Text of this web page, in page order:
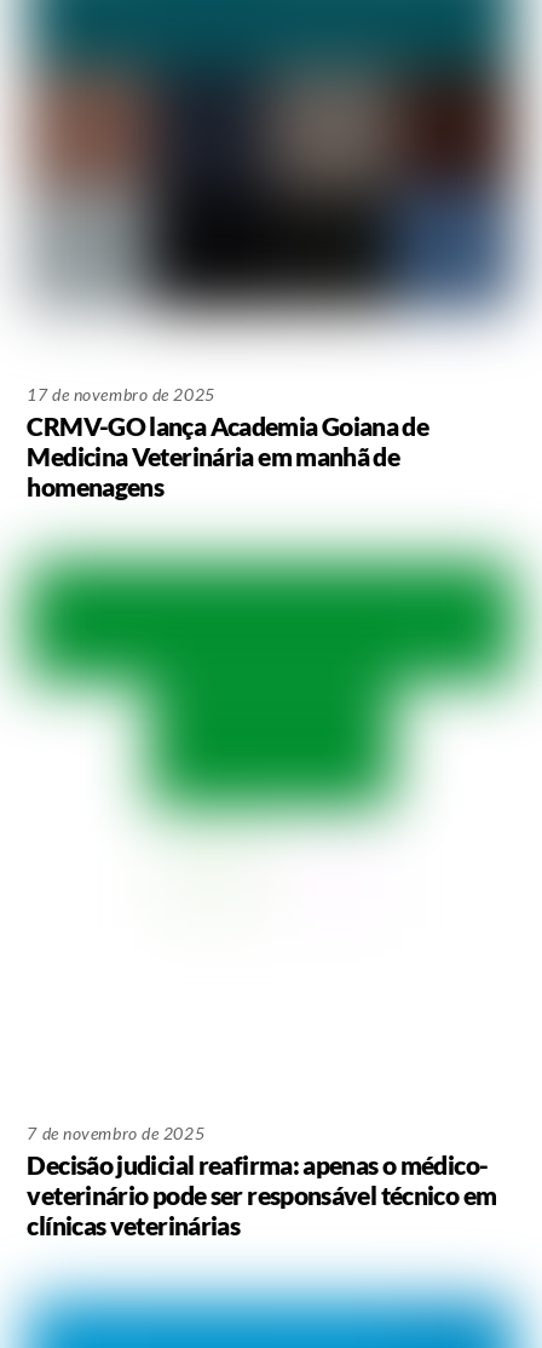
17 de novembro de 2025
CRMV-GO lança Academia Goiana de
Medicina Veterinária em manhã de
homenagens
7 de novembro de 2025
Decisão judicial reafirma: apenas o médico-
veterinário pode ser responsável técnico em
clínicas veterinárias